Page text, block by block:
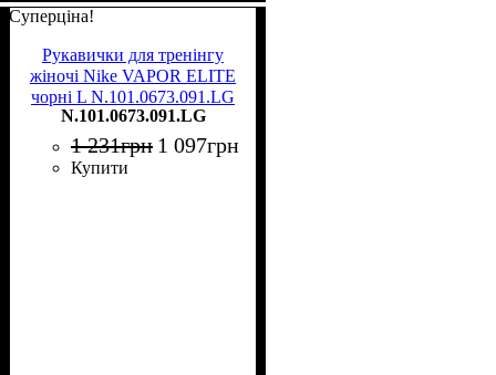
Суперціна!
Рукавички для тренінгу
жіночі Nike VAPOR ELITE
чорні L N.101.0673.091.LG
N.101.0673.091.LG
1 231грн 1 097грн
Купити